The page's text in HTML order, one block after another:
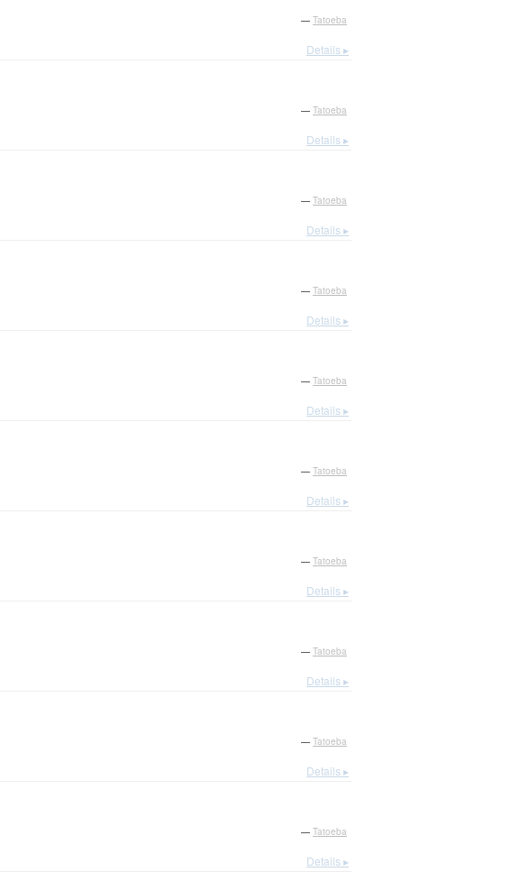
— Tatoeba
Details ▸
— Tatoeba
Details ▸
— Tatoeba
Details ▸
— Tatoeba
Details ▸
— Tatoeba
Details ▸
— Tatoeba
Details ▸
— Tatoeba
Details ▸
— Tatoeba
Details ▸
— Tatoeba
Details ▸
— Tatoeba
Details ▸